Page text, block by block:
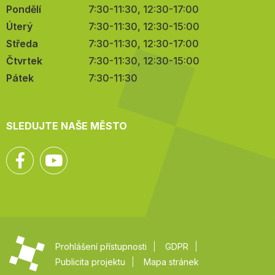
Pondělí
7:30-11:30, 12:30-17:00
Úterý
7:30-11:30, 12:30-15:00
Středa
7:30-11:30, 12:30-17:00
Čtvrtek
7:30-11:30, 12:30-15:00
Pátek
7:30-11:30
SLEDUJTE NAŠE MĚSTO
Facebook
Prohlášení přístupnosti
GDPR
Publicita projektu
Mapa stránek